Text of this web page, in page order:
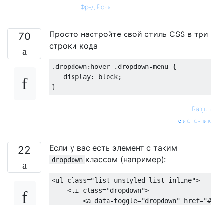
— Фред Роча
70
Просто настройте свой стиль CSS в три
строки кода
. dropdown: hover . dropdown-menu {
display: block;
}
— Ranjith
источник
22 Если у вас есть элемент с таким
dropdown классом (например):
<ul class="list-unstyled list-inline">
<li
class="dropdown">
<a data-toggle="dropdown" href="#"